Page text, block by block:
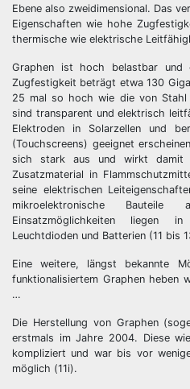
Ebene also zweidimensional. Das
Eigenschaften wie hohe
thermische wie elektrische
Graphen ist hoch belastbar und
Zugfestigkeit beträgt etwa 130
25 mal so hoch wie die von Stahl
sind transparent und elektrisch
Elektroden in Solarzellen und
(Touchscreens) geeignet
sich stark aus und wirkt damit
Zusatzmaterial in
seine elektrischen
mikroelektronische Bauteile
Einsatzmöglichkeiten liegen in
Leuchtdioden und Batterien (11 bis
Eine weitere, längst bekannte
funktionalisiertem Graphen heben
…
Die Herstellung von Graphen
erstmals im Jahre 2004. Diese
kompliziert und war bis vor
möglich (11i).